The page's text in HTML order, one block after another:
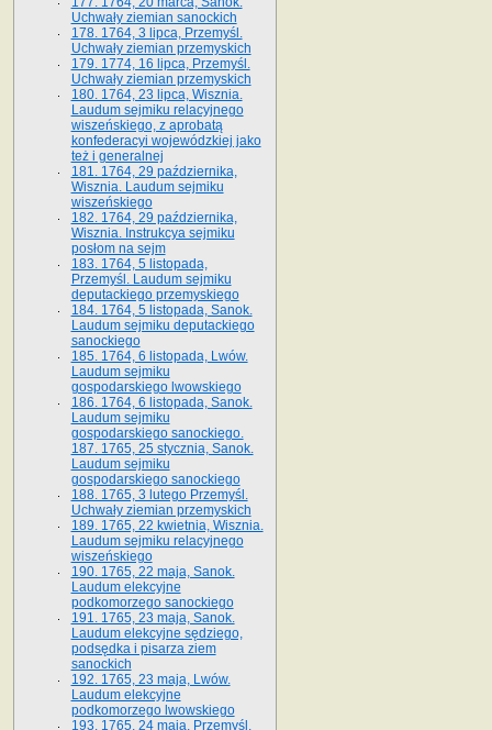
Uchwały ziemian sanockich
178. 1764, 3 lipca, Przemyśl.
Uchwały ziemian przemyskich
179. 1774, 16 lipca, Przemyśl.
Uchwały ziemian przemyskich
180. 1764, 23 lipca, Wisznia.
Laudum sejmiku relacyjnego
wiszeńskiego, z aprobatą
konfederacyi wojewódzkiej jako
też i generalnej
181. 1764, 29 października,
Wisznia. Laudum sejmiku
wiszeńskiego
182. 1764, 29 października,
Wisznia. Instrukcya sejmiku
posłom na sejm
183. 1764, 5 listopada,
Przemyśl. Laudum sejmiku
deputackiego przemyskiego
184. 1764, 5 listopada, Sanok.
Laudum sejmiku deputackiego
sanockiego
185. 1764, 6 listopada, Lwów.
Laudum sejmiku
gospodarskiego lwowskiego
186. 1764, 6 listopada, Sanok.
Laudum sejmiku
gospodarskiego sanockiego.
187. 1765, 25 stycznia, Sanok.
Laudum sejmiku
gospodarskiego sanockiego
188. 1765, 3 lutego Przemyśl.
Uchwały ziemian przemyskich
189. 1765, 22 kwietnia, Wisznia.
Laudum sejmiku relacyjnego
wiszeńskiego
190. 1765, 22 maja, Sanok.
Laudum elekcyjne
podkomorzego sanockiego
191. 1765, 23 maja, Sanok.
Laudum elekcyjne sędziego,
podsędka i pisarza ziem
sanockich
192. 1765, 23 maja, Lwów.
Laudum elekcyjne
podkomorzego lwowskiego
193. 1765, 24 maja, Przemyśl.